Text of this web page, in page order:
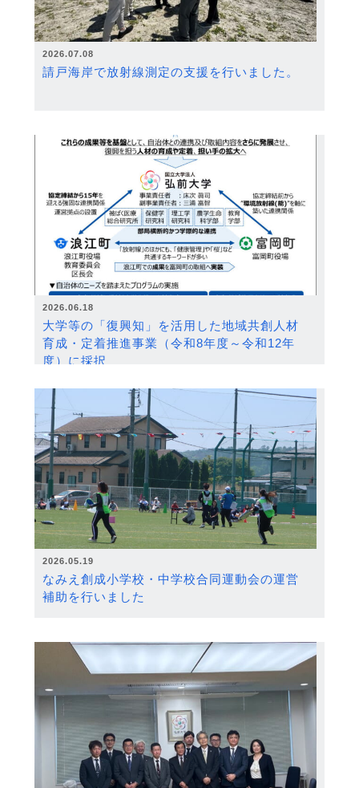
2026.07.08
請戸海岸で放射線測定の支援を行いました。
2026.06.18
大学等の「復興知」を活用した地域共創人材
育成・定着推進事業（令和8年度～令和12年
度）に採択
2026.05.19
なみえ創成小学校・中学校合同運動会の運営
補助を行いました